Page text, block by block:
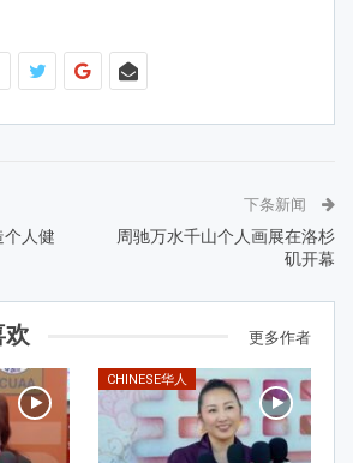
个人健
下条新闻
周驰万水千山个人画展在洛杉
矶开幕
更多作者
CHINESE华人